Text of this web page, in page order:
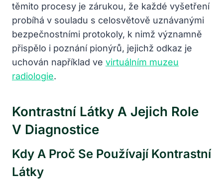
těmito procesy je zárukou, že každé vyšetření
probíhá v souladu s celosvětově uznávanými
bezpečnostními protokoly, k nimž významně
přispělo i poznání pionýrů, jejichž odkaz je
uchován například ve virtuálním muzeu
radiologie.
Kontrastní Látky A Jejich Role
V Diagnostice
Kdy A Proč Se Používají Kontrastní
Látky